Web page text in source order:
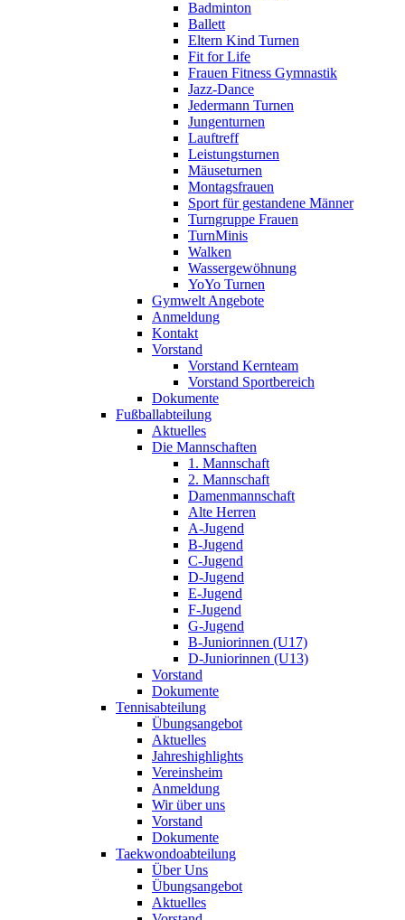
Badminton
Ballett
Eltern Kind Turnen
Fit for Life
Frauen Fitness Gymnastik
Jazz-Dance
Jedermann Turnen
Jungenturnen
Lauftreff
Leistungsturnen
Mäuseturnen
Montagsfrauen
Sport für gestandene Männer
Turngruppe Frauen
TurnMinis
Walken
Wassergewöhnung
YoYo Turnen
Gymwelt Angebote
Anmeldung
Kontakt
Vorstand
Vorstand Kernteam
Vorstand Sportbereich
Dokumente
Fußballabteilung
Aktuelles
Die Mannschaften
1. Mannschaft
2. Mannschaft
Damenmannschaft
Alte Herren
A-Jugend
B-Jugend
C-Jugend
D-Jugend
E-Jugend
F-Jugend
G-Jugend
B-Juniorinnen (U17)
D-Juniorinnen (U13)
Vorstand
Dokumente
Tennisabteilung
Übungsangebot
Aktuelles
Jahreshighlights
Vereinsheim
Anmeldung
Wir über uns
Vorstand
Dokumente
Taekwondoabteilung
Über Uns
Übungsangebot
Aktuelles